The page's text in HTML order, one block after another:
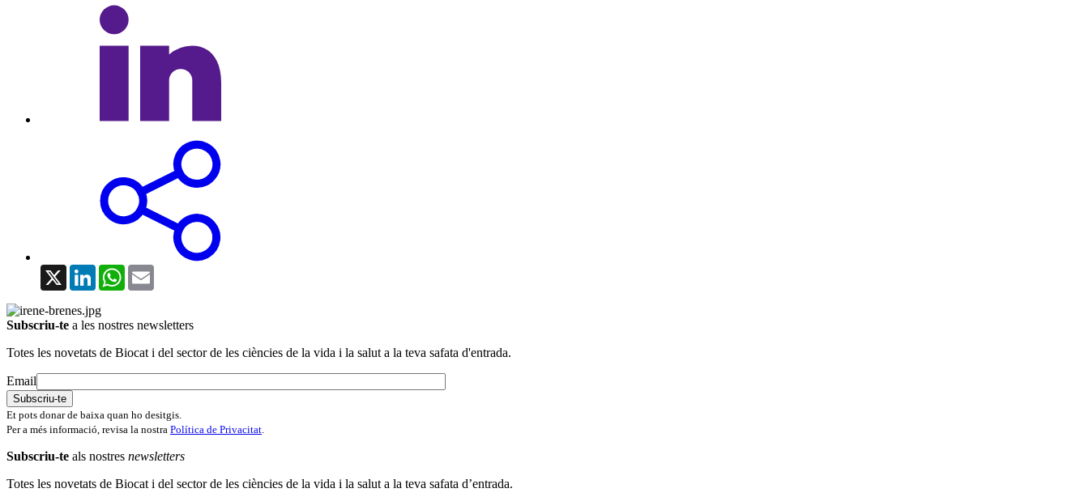
X LinkedInWhatsApp
Subscriu-te a les nostres newsletters
Totes les novetats de Biocat i del sector de les ciències de la vida i la salut a la teva safata d'entrada.
Email
Et pots donar de baixa quan ho desitgis.
Per a més informació, revisa la nostra Política de Privacitat.
Subscriu-te als nostres newsletters
Totes les novetats de Biocat i del sector de les ciències de la vida i la salut a la teva safata d’entrada.